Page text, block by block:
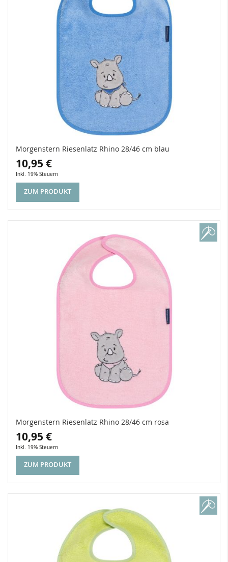
Morgenstern Riesenlatz Rhino 28/46 cm blau
10,95 €
Inkl. 19% Steuern
ZUM PRODUKT
Morgenstern Riesenlatz Rhino 28/46 cm rosa
10,95 €
Inkl. 19% Steuern
ZUM PRODUKT